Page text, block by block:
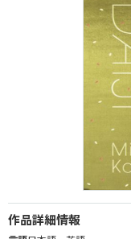
作品詳細情報